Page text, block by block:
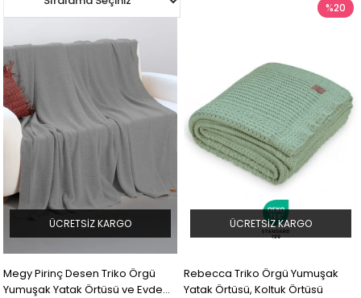
Megy Pirinç Desen Triko Örgü
Yumuşak Yatak Örtüsü ve Evde
ÜCRETSIZ KARGO
Rebecca Triko Örgü Yumuşak
Yatak Örtüsü, Koltuk Örtüsü
%20
ÜCRETSIZ KARGO